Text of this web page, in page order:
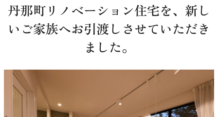
丹那町リノベーション住宅を、新し
いご家族へお引渡しさせていただき
ました。